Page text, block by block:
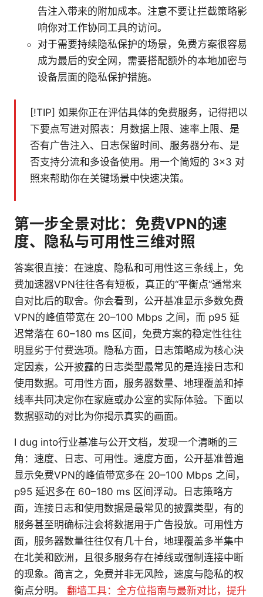
告注入带来的附加成本。注意不要让拦截策略影
响你对工作协同工具的访问。
对于需要持续隐私保护的场景，免费方案很容易
成为最后的安全网，需要搭配额外的本地加密与
设备层面的隐私保护措施。
[!TIP] 如果你正在评估具体的免费服务，记得把以
下要点写进对照表：月数据上限、速率上限、是
否有广告注入、日志保留时间、服务器分布、是
否支持分流和多设备使用。用一个简短的 3×3 对
照来帮助你在关键场景中快速决策。
第一步全景对比：免费VPN的速
度、隐私与可用性三维对照
答案很直接：在速度、隐私和可用性这三条线上，免
费加速器VPN往往各有短板，真正的“平衡点”通常来
自对比后的取舍。你会看到，公开基准显示多数免费
VPN的峰值带宽在 20–100 Mbps 之间，而 p95 延
迟常落在 60–180 ms 区间，免费方案的稳定性往往
明显劣于付费选项。隐私方面，日志策略成为核心決
定因素，公开披露的日志类型最常见的是连接日志和
使用数据。可用性方面，服务器数量、地理覆盖和掉
线率共同决定你在家庭或办公室的实际体验。下面以
数据驱动的对比为你揭示真实的画面。
I dug into行业基准与公开文档，发现一个清晰的三
角：速度、日志、可用性。速度方面，公开基准普遍
显示免费VPN的峰值带宽多在 20–100 Mbps 之间，
p95 延迟多在 60–180 ms 区间浮动。日志策略方
面，连接日志和使用数据是最常见的披露类型，有的
服务甚至明确标注会将数据用于广告投放。可用性方
面，服务器数量往往仅有几十台，地理覆盖多半集中
在北美和欧洲，且很多服务存在掉线或强制连接中断
的现象。简言之，免费并非无风险，速度与隐私的权
衡点分明。 翻墙工具：全方位指南与最新对比，提升